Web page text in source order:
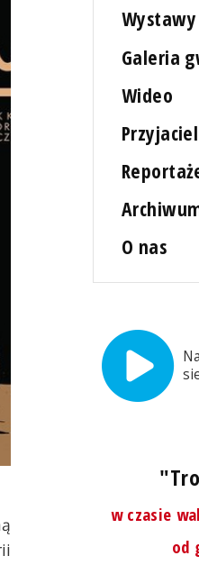
Wystawy
Galeria
Wideo
O nas
w czasie
od